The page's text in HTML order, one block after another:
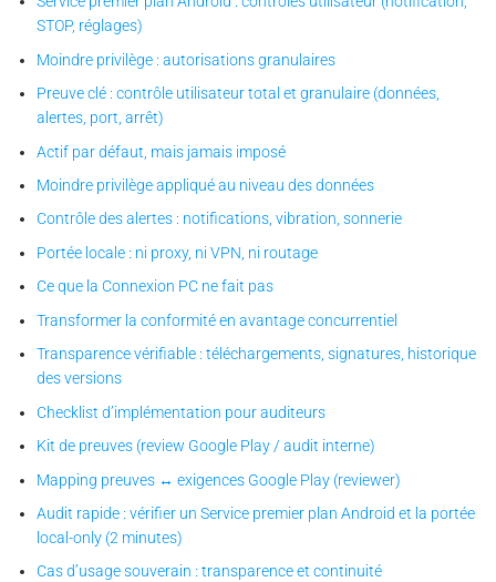
STOP, réglages)
Moindre privilège : autorisations granulaires
Preuve clé : contrôle utilisateur total et granulaire (données,
alertes, port, arrêt)
Actif par défaut, mais jamais imposé
Moindre privilège appliqué au niveau des données
Contrôle des alertes : notifications, vibration, sonnerie
Portée locale : ni proxy, ni VPN, ni routage
Ce que la Connexion PC ne fait pas
Transformer la conformité en avantage concurrentiel
Transparence vérifiable : téléchargements, signatures, historique
des versions
Checklist d’implémentation pour auditeurs
Kit de preuves (review Google Play / audit interne)
Mapping preuves ↔ exigences Google Play (reviewer)
Audit rapide : vérifier un Service premier plan Android et la portée
local-only (2 minutes)
Cas d’usage souverain : transparence et continuité